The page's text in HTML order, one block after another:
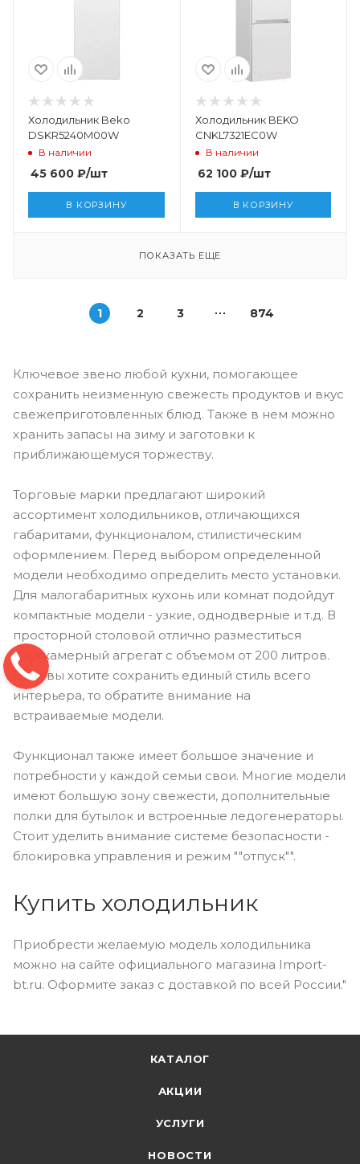
Холодильник Beko
DSKR5240M00W
В наличии
45 600 ₽/шт
В КОРЗИНУ
Холодильник BEKO
CNKL7321EC0W
В наличии
62 100₽/шт
В КОРЗИНУ
ПОКАЗАТЬ ЕЩЕ
1 2 3 874
Ключевое звено любой кухни, помогающее
сохранить неизменную свежесть продуктов и вкус
свежеприготовленных блюд. Также в нем можно
хранить запасы на зиму и заготовки к
приближающемуся торжеству.
Торговые марки предлагают широкий
ассортимент холодильников, отличающихся
габаритами, функционалом, стилистическим
оформлением. Перед выбором определенной
модели необходимо определить место установки.
Для малогабаритных кухонь или комнат подойдут
компактные модели - узкие, однодверные и т.д. В
просторной столовой отлично разместиться
двухкамерный агрегат с объемом от 200 литров.
Если вы хотите сохранить единый стиль всего
интерьера, то обратите внимание на
встраиваемые модели.
Функционал также имеет большое значение и
потребности у каждой семьи свои. Многие модели
имеют большую зону свежести, дополнительные
полки для бутылок и встроенные ледогенераторы.
Стоит уделить внимание системе безопасности -
блокировка управления и режим ""отпуск"".
Купить холодильник
Приобрести желаемую модель холодильника
можно на сайте официального магазина Import-
bt.ru. Оформите заказ с доставкой по всей России."
КАТАЛОГ
АКЦИИ
УСЛУГИ
НОВОСТИ